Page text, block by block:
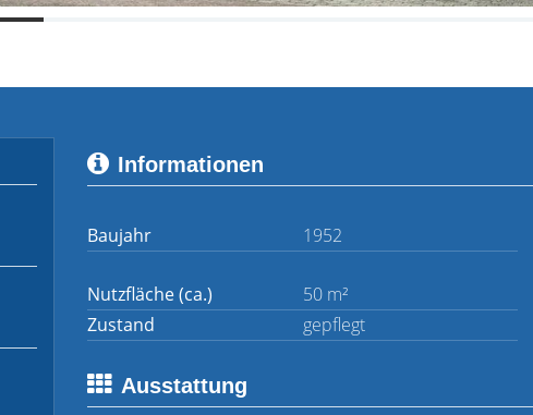
Informationen
Baujahr 1952
Nutzfläche (ca.) 50 m²
Zustand
gepflegt
Ausstattung